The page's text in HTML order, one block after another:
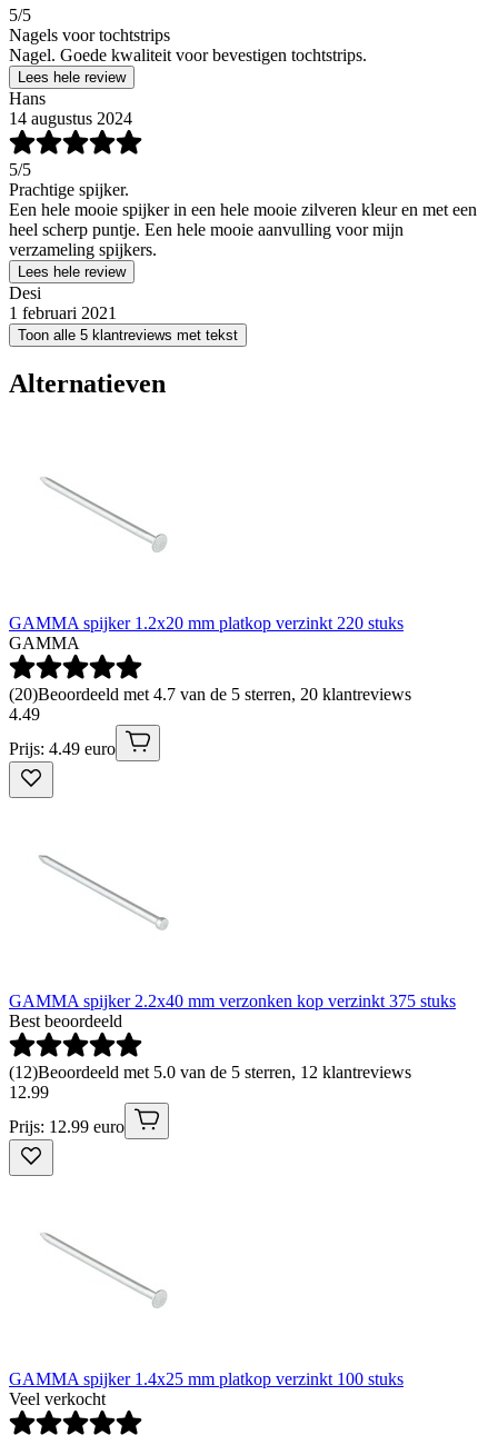
5/5
Nagels voor tochtstrips
Nagel. Goede kwaliteit voor bevestigen tochtstrips.
Lees hele review
Hans
14 augustus 2024
5/5
Prachtige spijker.
Een hele mooie spijker in een hele mooie zilveren kleur en met een
heel scherp puntje. Een hele mooie aanvulling voor mijn
verzameling spijkers.
Lees hele review
Desi
1 februari 2021
Toon alle 5 klantreviews met tekst
Alternatieven
GAMMA spijker 1.2x20 mm platkop verzinkt 220 stuks
GAMMA
(20)Beoordeeld met 4.7 van de 5 sterren, 20 klantreviews
4.49
Prijs: 4.49 euro
GAMMA spijker 2.2x40 mm verzonken kop verzinkt 375 stuks
Best beoordeeld
(12)Beoordeeld met 5.0 van de 5 sterren, 12 klantreviews
12.99
Prijs: 12.99 euro
GAMMA spijker 1.4x25 mm platkop verzinkt 100 stuks
Veel verkocht